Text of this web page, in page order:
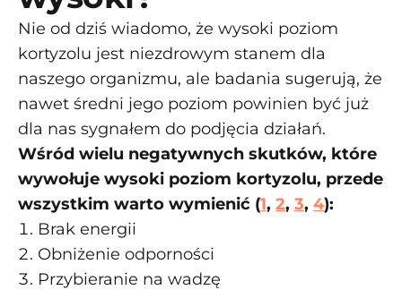
Nie od dziś wiadomo, że wysoki poziom
kortyzolu jest niezdrowym stanem dla
naszego organizmu, ale badania sugerują, że
nawet średni jego poziom powinien być już
dla nas sygnałem do podjęcia działań.
Wśród wielu negatywnych skutków, które
wywołuje wysoki poziom kortyzolu, przede
wszystkim warto wymienić (1, 2, 3, 4):
Brak energii
Obniżenie odporności
Przybieranie na wadzę